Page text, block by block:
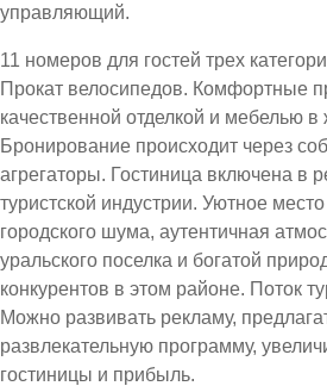
управляющий.
11 номеров для гостей трех
Прокат велосипедов. Комфортные
качественной отделкой и мебелью
Бронирование происходит через
агрегаторы. Гостиница включена в
туристской индустрии. Уютное
городского шума, аутентичная
уральского поселка и богатой
конкурентов в этом районе. Поток
Можно развивать рекламу,
развлекательную программу,
гостиницы и прибыль.